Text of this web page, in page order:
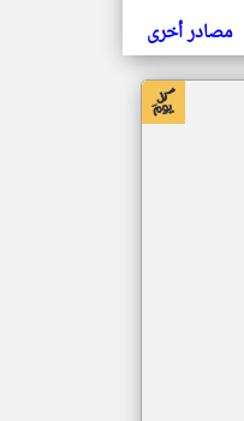
مصادر أخرى